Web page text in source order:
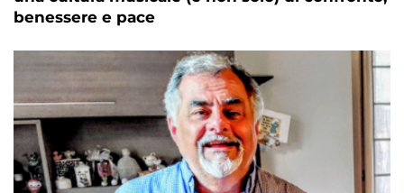
benessere e pace